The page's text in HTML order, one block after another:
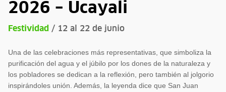
2026 – Ucayali
Festividad / 12 al 22 de junio
Una de las celebraciones más representativas, que simboliza la
purificación del agua y el júbilo por los dones de la naturaleza y
los pobladores se dedican a la reflexión, pero también al jolgorio
inspirándoles unión. Además, la leyenda dice que San Juan